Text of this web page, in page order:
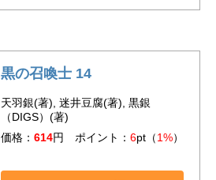
黒の召喚士 14
天羽銀(著), 迷井豆腐(著), 黒銀
（DIGS）(著)
価格： 614円 ポイント： 6pt（1%）